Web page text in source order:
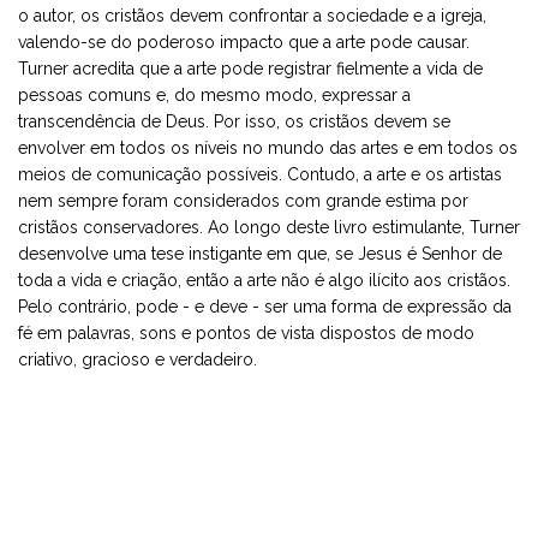
o autor, os cristãos devem confrontar a sociedade e a igreja,
valendo-se do poderoso impacto que a arte pode causar.
Turner acredita que a arte pode registrar fielmente a vida de
pessoas comuns e, do mesmo modo, expressar a
transcendência de Deus. Por isso, os cristãos devem se
envolver em todos os níveis no mundo das artes e em todos os
meios de comunicação possíveis. Contudo, a arte e os artistas
nem sempre foram considerados com grande estima por
cristãos conservadores. Ao longo deste livro estimulante, Turner
desenvolve uma tese instigante em que, se Jesus é Senhor de
toda a vida e criação, então a arte não é algo ilícito aos cristãos.
Pelo contrário, pode - e deve - ser uma forma de expressão da
fé em palavras, sons e pontos de vista dispostos de modo
criativo, gracioso e verdadeiro.